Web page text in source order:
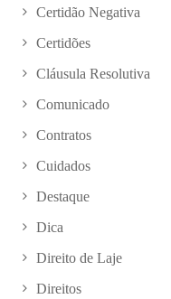
Certidão Negativa
Certidões
Cláusula Resolutiva
Comunicado
Contratos
Cuidados
Destaque
Dica
Direito de Laje
Direitos